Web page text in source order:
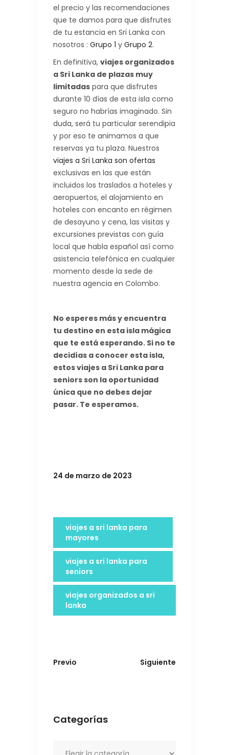
el precio y las recomendaciones
que te damos para que disfrutes
de tu estancia en Sri Lanka con
nosotros : Grupo 1 y Grupo 2.
En definitiva, viajes organizados
a Sri Lanka de plazas muy
limitadas para que disfrutes
durante 10 días de esta isla como
seguro no habrías imaginado. Sin
duda, será tu particular serendipia
y por eso te animamos a que
reservas ya tu plaza. Nuestros
viajes a Sri Lanka son ofertas
exclusivas en las que están
incluidos los traslados a hoteles y
aeropuertos, el alojamiento en
hoteles con encanto en régimen
de desayuno y cena, las visitas y
excursiones previstas con guía
local que habla español así como
asistencia telefónica en cualquier
momento desde la sede de
nuestra agencia en Colombo.
No esperes más y encuentra
tu destino en esta isla mágica
que te está esperando. Si no te
decidías a conocer esta isla,
estos viajes a Sri Lanka para
seniors son la oportunidad
única que no debes dejar
pasar. Te esperamos.
24 de marzo de 2023
viajes a sri lanka para
mayores
viajes a sri lanka para
seniors
viajes organizados a sri
lanka
Previo Siguiente
Categorías